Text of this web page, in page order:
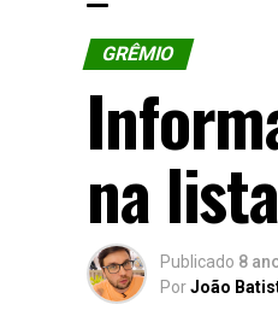
GRÊMIO
na
Publicado 8
PorJoão